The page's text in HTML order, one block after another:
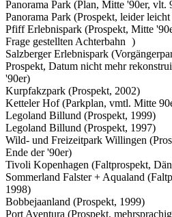
Panorama Park (Plan, Mitte '90er, vlt.
Panorama Park (Prospekt, leider
Pfiff Erlebnispark (Prospekt, Mitte
Frage gestellten Achterbahn )
Salzberger Erlebnispark
Prospekt, Datum nicht mehr
'90er)
Kurpfakzpark (Prospekt, 2002)
Ketteler Hof (Parkplan, vmtl. Mitte
Legoland Billund (Prospekt, 1999)
Legoland Billund (Prospekt, 1997)
Wild- und Freizeitpark Willingen
Ende der '90er)
Tivoli Kopenhagen (Faltprospekt,
Sommerland Falster + Aqualand
1998)
Bobbejaanland (Prospekt, 1999)
Port Aventura (Prospekt,